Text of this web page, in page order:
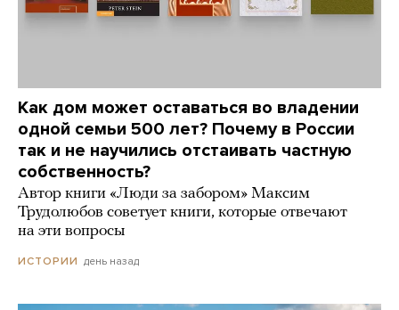
Как дом может оставаться во владении
одной семьи 500 лет? Почему в России
так и не научились отстаивать частную
собственность?
Автор книги «Люди за забором» Максим
Трудолюбов советует книги, которые отвечают
на эти вопросы
ИСТОРИИ день назад